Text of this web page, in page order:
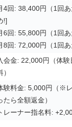
4回: 38,400円（1回
!]
6回: 55,800円（1回あ
8回: 72,000円（1回あ
会金: 22,000円（体
）
験料金: 5,000円（※
たら全額返金）
レーナー指名料: